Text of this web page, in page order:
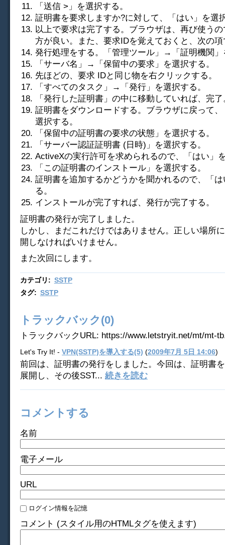
「送信 >」を選択する。
証明書を要求しますか?に対して、「はい」を選
以上で要求は完了する。ブラウザは、再び使う
方が良い。また、要求IDを覚えておくと、次の
発行処理をする。「管理ツール」→「証明機関」
「サーバ名」→「保留中の要求」を選択する。
先ほどの、要求 IDと同じ物を右クリックする。
「すべてのタスク」→「発行」を選択する。
「発行した証明書」の中に移動していれば、完了
証明書をダウンロードする。ブラウザに戻って
選択する。
「保留中の証明書の要求の状態」を選択する。
「サーバー認証証明書 (日時)」を選択する。
ActiveXの実行許可を求められるので、「はい」
「この証明書のインストール」を選択する。
証明書を追加するかどうかを聞かれるので、「
る。
インストールが完了すれば、発行が完了する。
証明書の発行が完了しました。
しかし、まだこれだけではありません。正しい場所
開しなければいけません。
また次回にします。
カテゴリ : SSTP
タグ: SSTP
トラックバック(0)
トラックバックURL: https://www.letstryit.net/mt/mt-
Let's Try It! - VPN(SSTP)を導入する(5) (2009年7月 5日 14:06)
前回は、証明書の発行をしました。今回は、証明書
展開し、その後SST... 続きを読む
コメントする
名前
電子メール
URL
ログイン情報を記憶
コメント (スタイル用のHTMLタグを使えます)